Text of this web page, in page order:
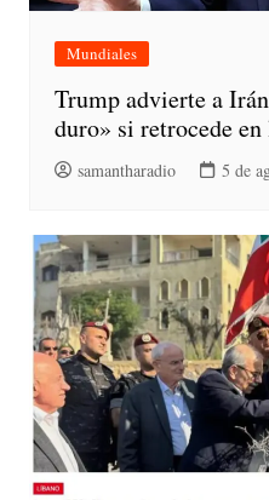
Mundiales
Trump advierte a
duro» si retrocede
samantharadio 5 de